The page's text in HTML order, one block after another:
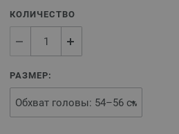
КОЛИЧЕСТВО
РАЗМЕР: